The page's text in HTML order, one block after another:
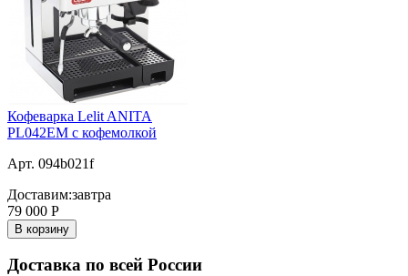
Кофеварка Lelit ANITA
PL042EM с кофемолкой
Арт. 094b021f
Доставим:завтра
79 000 Р
В корзину
Доставка по всей России